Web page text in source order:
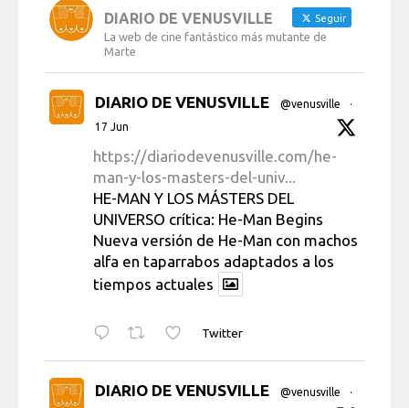
DIARIO DE VENUSVILLE Seguir
La web de cine fantástico más mutante de
Marte
DIARIO DE VENUSVILLE @venusville
·
17 Jun
https://diariodevenusville.com/he-
man-y-los-masters-del-univ...
HE-MAN Y LOS MÁSTERS DEL
UNIVERSO crítica: He-Man Begins
Nueva versión de He-Man con machos
alfa en taparrabos adaptados a los
tiempos actuales
Twitter
DIARIO DE VENUSVILLE @venusville
·